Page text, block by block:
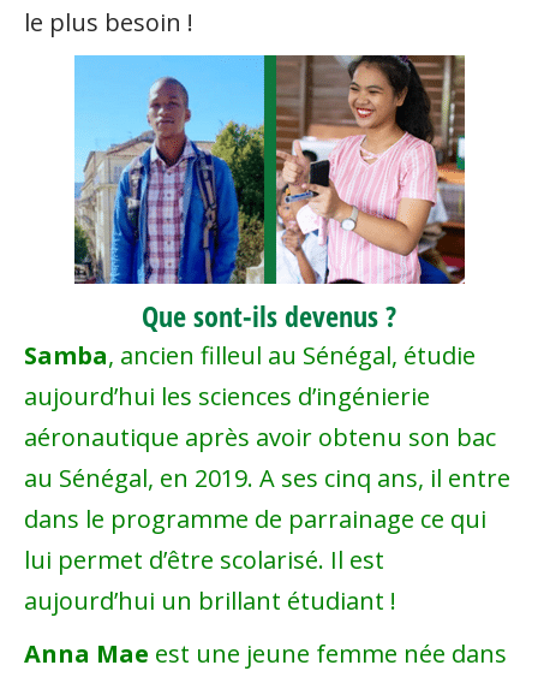
le plus besoin !
Que sont-ils devenus ?
Samba, ancien filleul au Sénégal, étudie
aujourd’hui les sciences d’ingénierie
aéronautique après avoir obtenu son bac
au Sénégal, en 2019. A ses cinq ans, il entre
dans le programme de parrainage ce qui
lui permet d’être scolarisé. Il est
aujourd’hui un brillant étudiant !
Anna Mae est une jeune femme née dans